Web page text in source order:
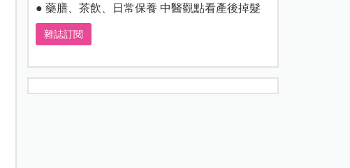
● 藥膳、茶飲、日常保養 中醫觀點看產後掉髮
雜誌訂閱